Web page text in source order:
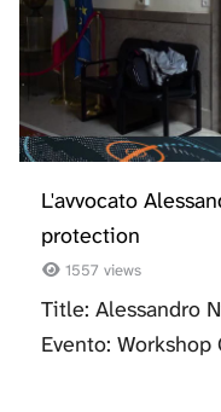
L'avvocato
protection
1557 views
Title: Alessandro
Evento: Workshop